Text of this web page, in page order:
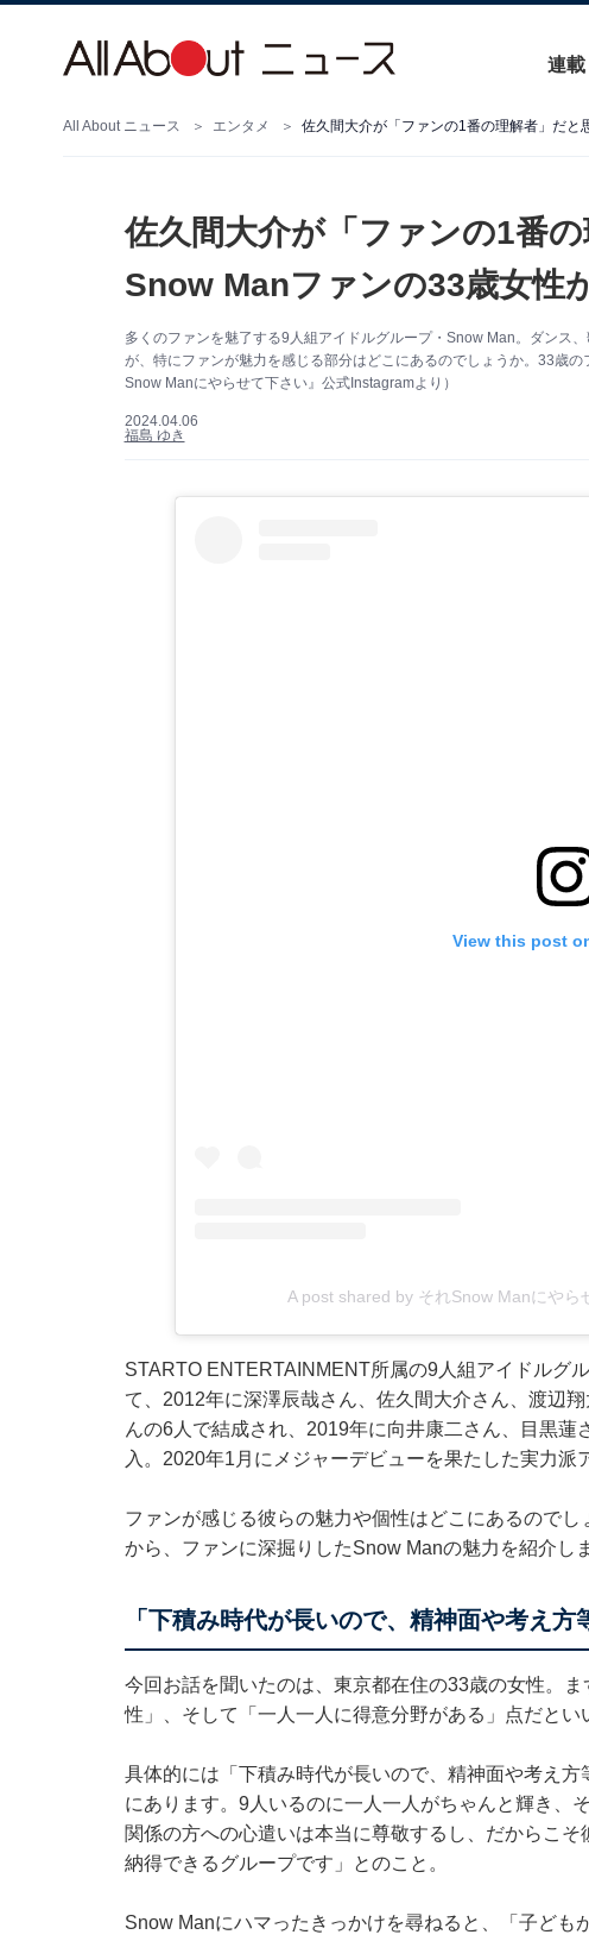
連載
All About ニュース エンタメ 佐久間大介が「ファンの1番の理解者」だ
佐久間大介が「ファンの1番の
Snow Manファンの33歳女性
多くのファンを魅了する9人組アイドルグループ・Snow Man。ダン
が、特にファンが魅力を感じる部分はどこにあるのでしょうか。33歳
Snow Manにやらせて下さい』公式Instagramより）
2024.04.06
福島 ゆき
View this post
A post shared by それSnow Manにや
STARTO ENTERTAINMENT所属の9人組アイドルグ
て、2012年に深澤辰哉さん、佐久間大介さん、渡辺
んの6人で結成され、2019年に向井康二さん、目黒
入。2020年1月にメジャーデビューを果たした実力派
ファンが感じる彼らの魅力や個性はどこにあるので
から、ファンに深掘りしたSnow Manの魅力を紹介しま
「下積み時代が長いので、精神面や考え方
今回お話を聞いたのは、東京都在住の33歳の女性。
性」、そして「一人一人に得意分野がある」点だとい
具体的には「下積み時代が長いので、精神面や考え
にあります。9人いるのに一人一人がちゃんと輝き、
関係の方への心遣いは本当に尊敬するし、だからこ
納得できるグループです」とのこと。
Snow Manにハマったきっかけを尋ねると、「子ど